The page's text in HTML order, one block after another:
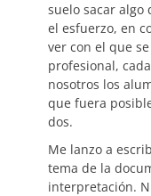
suelo sacar algo
el esfuerzo, en
ver con el que
profesional,
nosotros los
que fuera
dos.
Me lanzo a
tema de la
interpretación.